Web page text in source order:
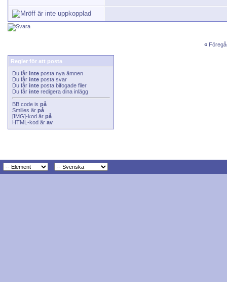
«
Regler för att posta
Du får inte posta nya ämnen
Du får inte posta svar
Du får inte posta bifogade filer
Du får inte redigera dina inlägg
BB code is på
Smilies är på
[IMG]-kod är på
HTML-kod är av